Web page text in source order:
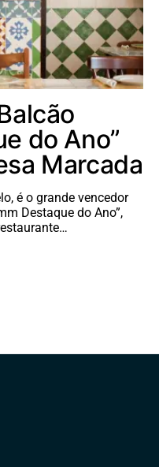
do Ano”
Marcada
é o grande vencedor
Destaque do Ano”,